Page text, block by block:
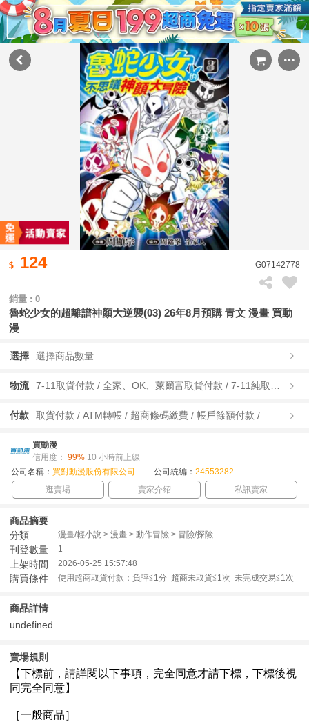
124 G07142778
銷量 : 0
魯蛇少女的超離譜神顏大逆襲(03) 26年8月預購 青文 漫畫 買動
漫
選擇 選擇商品數量
物流
付款 取貨付款 / ATM轉帳 / 超商條碼繳費 / 帳戶餘額付款 /
買動漫
信用度： 99% 10 小時前上線
公司名稱： 買對動漫股份有限公司 公司統編： 24553282
逛賣場
賣家介紹 私訊賣家
商品摘要
分類
漫畫/輕小說 > 漫畫 > 動作冒險 > 冒險/探險
刊登數量 1
上架時間 2026-05-25 15:57:48
購買條件 使用超商取貨付款：負評≦1分 超商未取貨≦1次 未完成交易≦1次
商品詳情
undefined
賣場規則